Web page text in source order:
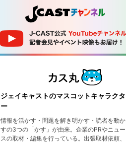
ジェイキャストのマスコットキャラクタ
ー
情報を活かす・問題を解き明かす・読者を動か
すの3つの「かす」が由来。企業のPRやニュー
スの取材・編集を行っている。出張取材依頼、